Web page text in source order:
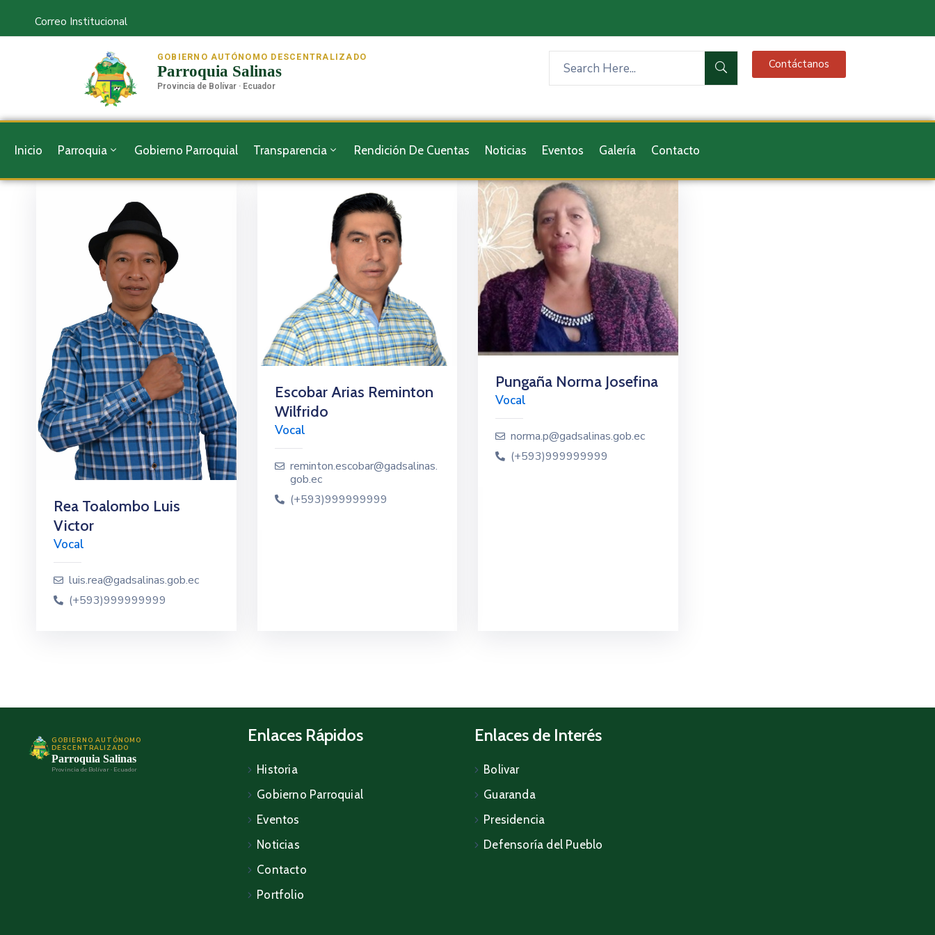
Correo Institucional
GOBIERNO AUTÓNOMO DESCENTRALIZADO
Parroquia Salinas
Provincia de Bolívar · Ecuador
Contáctanos
Inicio Parroquia Gobierno Parroquial Transparencia Rendición De Cuentas Noticias Eventos Galería Contacto
Rea Toalombo Luis
Victor
Vocal
luis.rea@gadsalinas.gob.ec
(+593)999999999
Escobar Arias Reminton
Wilfrido
Vocal
reminton.escobar@gadsalinas.
gob.ec
(+593)999999999
Pungaña Norma Josefina
Vocal
norma.p@gadsalinas.gob.ec
(+593)999999999
GOBIERNO AUTÓNOMO
DESCENTRALIZADO
Parroquia Salinas
Provincia de Bolívar · Ecuador
Enlaces Rápidos
Historia
Gobierno Parroquial
Eventos
Noticias
Contacto
Portfolio
Enlaces de Interés
Bolivar
Guaranda
Presidencia
Defensoría del Pueblo